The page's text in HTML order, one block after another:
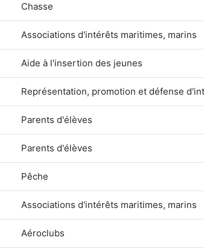
Chasse
Associations d'intérêts maritimes, marins
Aide à l'insertion des jeunes
Représentation, promotion et défense
Parents d'élèves
Parents d'élèves
Pêche
Associations d'intérêts maritimes, marins
Aéroclubs